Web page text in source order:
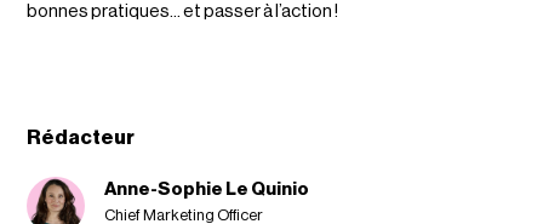
Rédacteur
Anne-Sophie Le Quinio
Chief Marketing Officer
bonnes pratiques… et passer à l’action !